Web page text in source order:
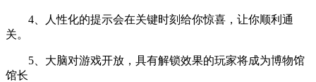
4、人性化的提示会在关键时刻给你惊喜，让你顺利通
关。
5、大脑对游戏开放，具有解锁效果的玩家将成为博物馆
馆长